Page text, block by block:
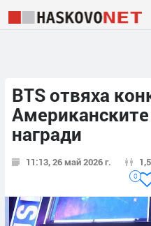
BTS отвяха
награди
11:13, 26 май 2026 г.
0